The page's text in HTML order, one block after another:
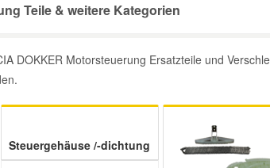
Teile & weitere Kategorien
DOKKER Motorsteuerung Ersatzteile und
Steuergehäuse /-dichtung